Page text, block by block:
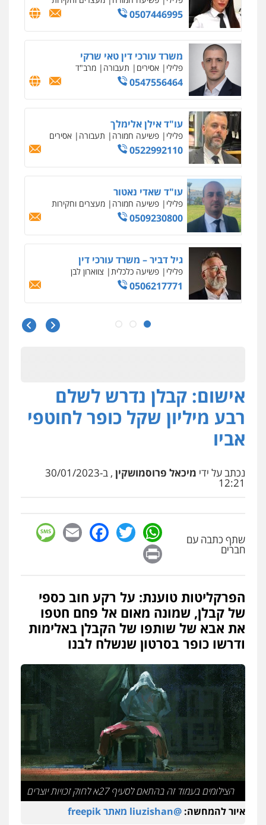
וחקירות
0544723840
עו"ד ראוף נג'אר
פלילי עורכי דין לענייני אסירים מעצרים
סמים רכוש
0548009246
דוד אפרים משרד עורכי דין
פלילי צווארון לבן מס הכנסה מע"מ
0506209859
עדי כרמלי – חברת עו"ד
פלילי כלכלי עורכי דין לענייני אסירים
0525060666
גיא זהבי משרד עורכי דין
פלילי משפחה
503456449
עו"ד איהאב ג'לג'ולי
עורכי דין לענייני
אייל בן שושן, עורך דין פלילי
פלילי מעצרים וחקירות פשיעה חמורה
נוער רישום פלילי
0522763105
פלילי צבאי מעצרים וחקירות
עו"ד אלון קריטי
כלכלי אלימות סמים מעצרים
0525544654
עו"ד דפנה לביא
משפחה גישור
0507206063
עו"ד זוהר ארבל
פלילי פשיעה חמורה מעצרים וחקירות
קטינים
0538788878
עו"ד אסף דוק
פלילי עבירות מין סמים והימורים פשיעה
חמורה חקירות ומעצרים צווארון לבן והונאה
0526885006
עו"ד שלי גורביץ – לוי
משפט פלילי פשיעה חמורה מעצרים
וחקירות צבאי תעבורה
אישום: קבלן נדרש לשלם
רבע מיליון שקל כופר לחוטפי
אביו
נכתב על ידי מיכאל פרוסמושקין , ב-30/01/2023
12:21
שתף כתבה עם
חברים
WhatsApp
Twitter
Facebook
Email
הפרקליטות טוענת: על רקע חוב כספי
של קבלן, שמונה מאום אל פחם חטפו
את אבא של שותפו של הקבלן באלימות
ודרשו כופר בסרטון שנשלח לבנו
הצילומים בעמוד זה בהתאם לסעיף 27א לחוק זכויות יוצרים
איור להמחשה: @liuzishan מאתר freepik